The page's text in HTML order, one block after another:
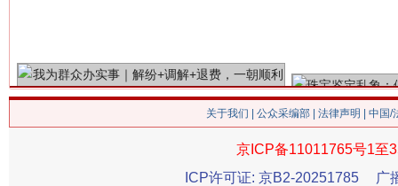
关于我们 公众采编部 法律声明 | 中国
京ICP备11011765号1至
ICP许可证: 京B2-20251785
广